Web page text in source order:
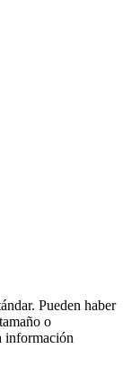
Pueden haber
o
información